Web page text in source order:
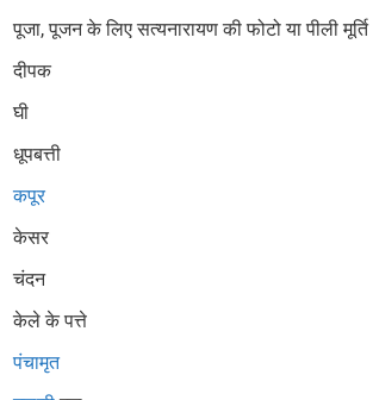
पूजा, पूजन के लिए सत्यनारायण की फोटो या पीली मूर्ति
दीपक
घी
धूपबत्ती
कपूर
केसर
चंदन
केले के पत्ते
पंचामृत